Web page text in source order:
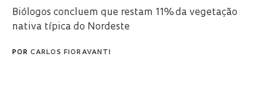
Biólogos concluem que restam 11% da vegetação
nativa típica do Nordeste
POR CARLOS FIORAVANTI